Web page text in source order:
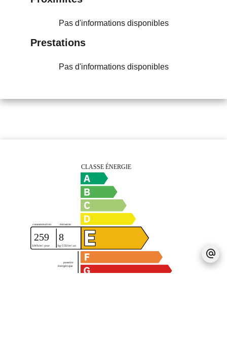
Pas d'informations disponibles
Prestations
Pas d'informations disponibles